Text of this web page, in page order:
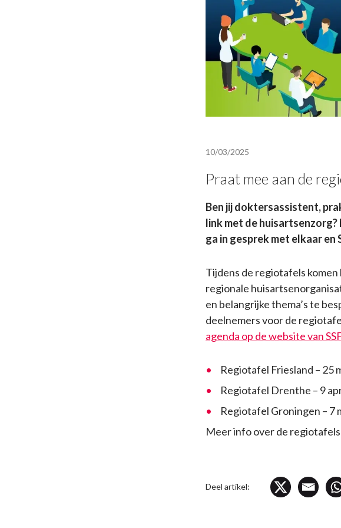
10/03/2025
Praat mee aan de
Ben jij doktersassistent,
link met de
ga in gesprek met elkaar en
Tijdens de regiotafels
regionale
en belangrijke thema’s te
deelnemers voor de
agenda op de website van
Regiotafel Friesland – 25
Regiotafel Drenthe – 9
Regiotafel Groningen – 7
Meer info over de
Deel artikel: